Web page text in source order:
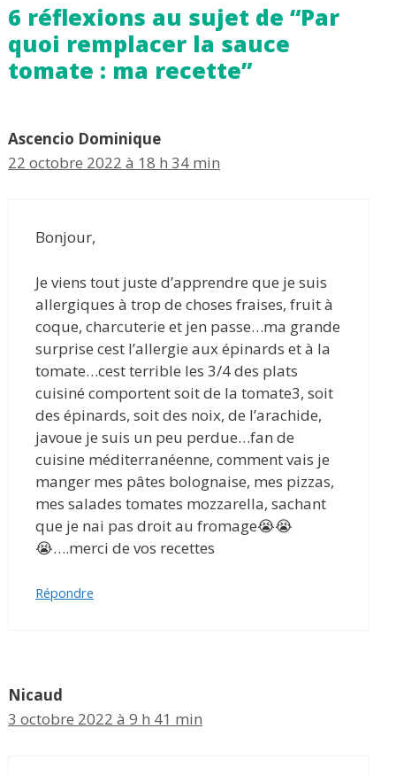
6 réflexions au sujet de “Par
quoi remplacer la sauce
tomate : ma recette”
Ascencio Dominique
22 octobre 2022 à 18 h 34 min
Bonjour,
Je viens tout juste d’apprendre que je suis
allergiques à trop de choses fraises, fruit à
coque, charcuterie et jen passe…ma grande
surprise cest l’allergie aux épinards et à la
tomate…cest terrible les 3/4 des plats
cuisiné comportent soit de la tomate3, soit
des épinards, soit des noix, de l’arachide,
javoue je suis un peu perdue…fan de
cuisine méditerranéenne, comment vais je
manger mes pâtes bolognaise, mes pizzas,
mes salades tomates mozzarella, sachant
que je nai pas droit au fromage😭😭
😭….merci de vos recettes
Répondre
Nicaud
3 octobre 2022 à 9 h 41 min